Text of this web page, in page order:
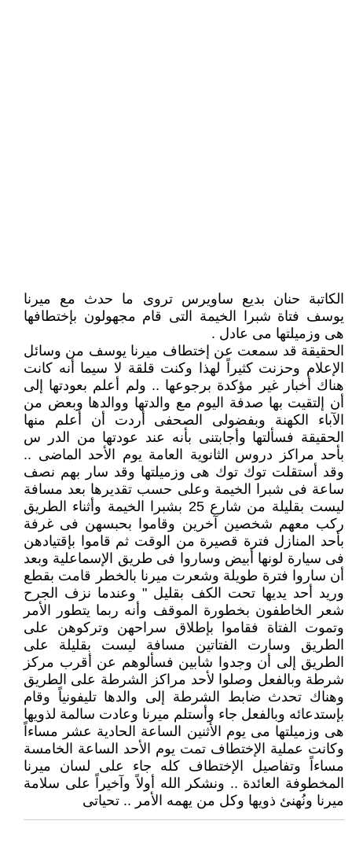
الكاتبة حنان بديع ساويرس تروى ما حدث مع ميرنا
يوسف فتاة شبرا الخيمة التى قام مجهولون بإختطافها
هى وزميلتها مى عادل .
الحقيقة قد سمعت عن إختطاف ميرنا يوسف من وسائل
الإعلام وحزنت كثيراً لهذا وكنت قلقة لا سيما أنه كانت
هناك أخبار غير مؤكدة برجوعها .. ولم أعلم بعودتها إلى
أن إلتقيت بها صدفة اليوم مع والدتها ووالدها وبعض من
الآباء الكهنة وبفضولى الصحفى أردت أن أعلم منها
الحقيقة فسألتها وأجابتنى بأنه عند عودتها من الدر س
بأحد مراكز دروس الثانوية العامة يوم الأحد الماضى ..
وقد أستقلت توك توك هى وزميلتها وقد سار بهم نصف
ساعة فى شبرا الخيمة وعلى حسب تقديرها بعد مسافة
ليست بقليلة من شارع 25 بشبرا الخيمة وأثناء الطريق
ركب معهم شخصين آخرين وقاموا بحبسهن فى غرفة
بأحد المنازل فترة قصيرة من الوقت ثم قاموا بإقتيادهن
فى سيارة لونها أبيض وساروا فى طريق الإسماعلية وبعد
أن ساروا فترة طويلة وشعرت ميرنا بالخطر قامت بقطع
وريد أحد يديها تحت الكف بقليل " وعندما نزف الجرح
شعر الخاطفون بخطورة الموقف وأنه ربما يتطور الأمر
وتموت الفتاة فقاموا بإطلاق سراحهن وتركوهن على
الطريق وسارت الفتاتين مسافة ليست بقليلة على
الطريق إلى أن وجدوا شابين فسألوهم عن أقرب مركز
شرطة وبالفعل وصلوا لأحد مراكز الشرطة على الطريق
وهناك تحدث ضابط الشرطة إلى والدها تليفونياً وقام
بإستدعائه وبالفعل جاء وأستلم ميرنا وعادت سالمة لذويها
هى وزميلتها مى يوم الأثنين الساعة الحادية عشر مساءاً
وكانت عملية الإختطاف تمت يوم الأحد الساعة الخامسة
مساءاً وتفاصيل الإختطاف كله جاء على لسان ميرنا
المخطوفة العائدة .. ونشكر الله أولاً وآخيراً على سلامة
ميرنا ونُهنئ ذويها وكل من يهمه الأمر .. تحياتى